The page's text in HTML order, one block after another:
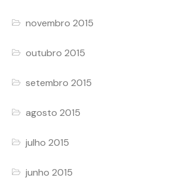
novembro 2015
outubro 2015
setembro 2015
agosto 2015
julho 2015
junho 2015